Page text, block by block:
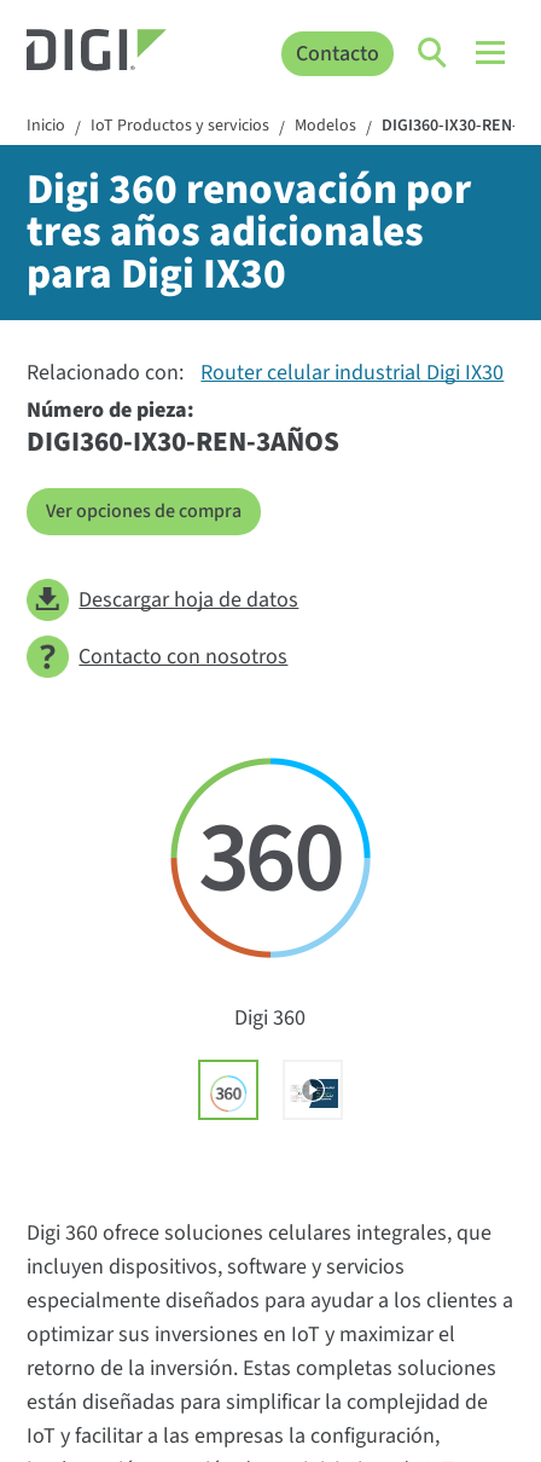
Contacto
Inicio / IoT Productos y servicios / Modelos / DIGI360-IX30-REN-
Digi 360 renovación por
tres años adicionales
para Digi IX30
Relacionado con: Router celular industrial Digi IX30
Digi 360
Número de pieza:
DIGI360-IX30-REN-3AÑOS
Ver opciones de compra
Descargar hoja de datos
Contacto con nosotros
Digi 360 ofrece soluciones celulares integrales, que
incluyen dispositivos, software y servicios
especialmente diseñados para ayudar a los clientes a
optimizar sus inversiones en IoT y maximizar el
retorno de la inversión. Estas completas soluciones
están diseñadas para simplificar la complejidad de
IoT y facilitar a las empresas la configuración,